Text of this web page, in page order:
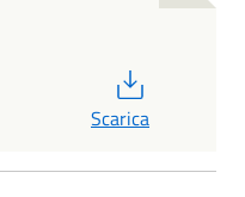
Scarica